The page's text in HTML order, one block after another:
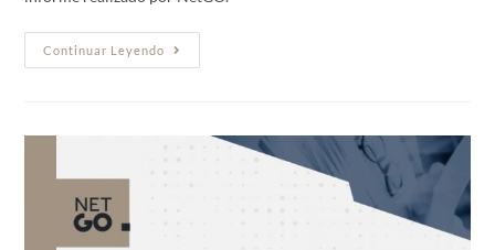
Continuar Leyendo